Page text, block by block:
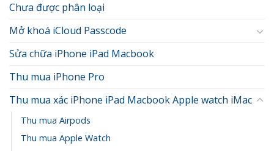
Chưa được phân loại
Mở khoá iCloud Passcode
Sửa chữa iPhone iPad Macbook
Thu mua iPhone Pro
Thu mua xác iPhone iPad Macbook Apple watch iMac
Thu mua Airpods
Thu mua Apple Watch